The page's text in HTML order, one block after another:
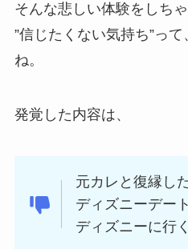
そんな悲しい体験をしち
”信じたくない気持ち”っ
ね。
発覚した内容は、
元カレと復縁し
ディズニーデート
ディズニーに行